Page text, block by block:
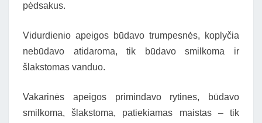
pėdsakus.
Vidurdienio apeigos būdavo trumpesnės, koplyčia
nebūdavo atidaroma, tik būdavo smilkoma ir
šlakstomas vanduo.
Vakarinės apeigos primindavo rytines, būdavo
smilkoma, šlakstoma, patiekiamas maistas – tik